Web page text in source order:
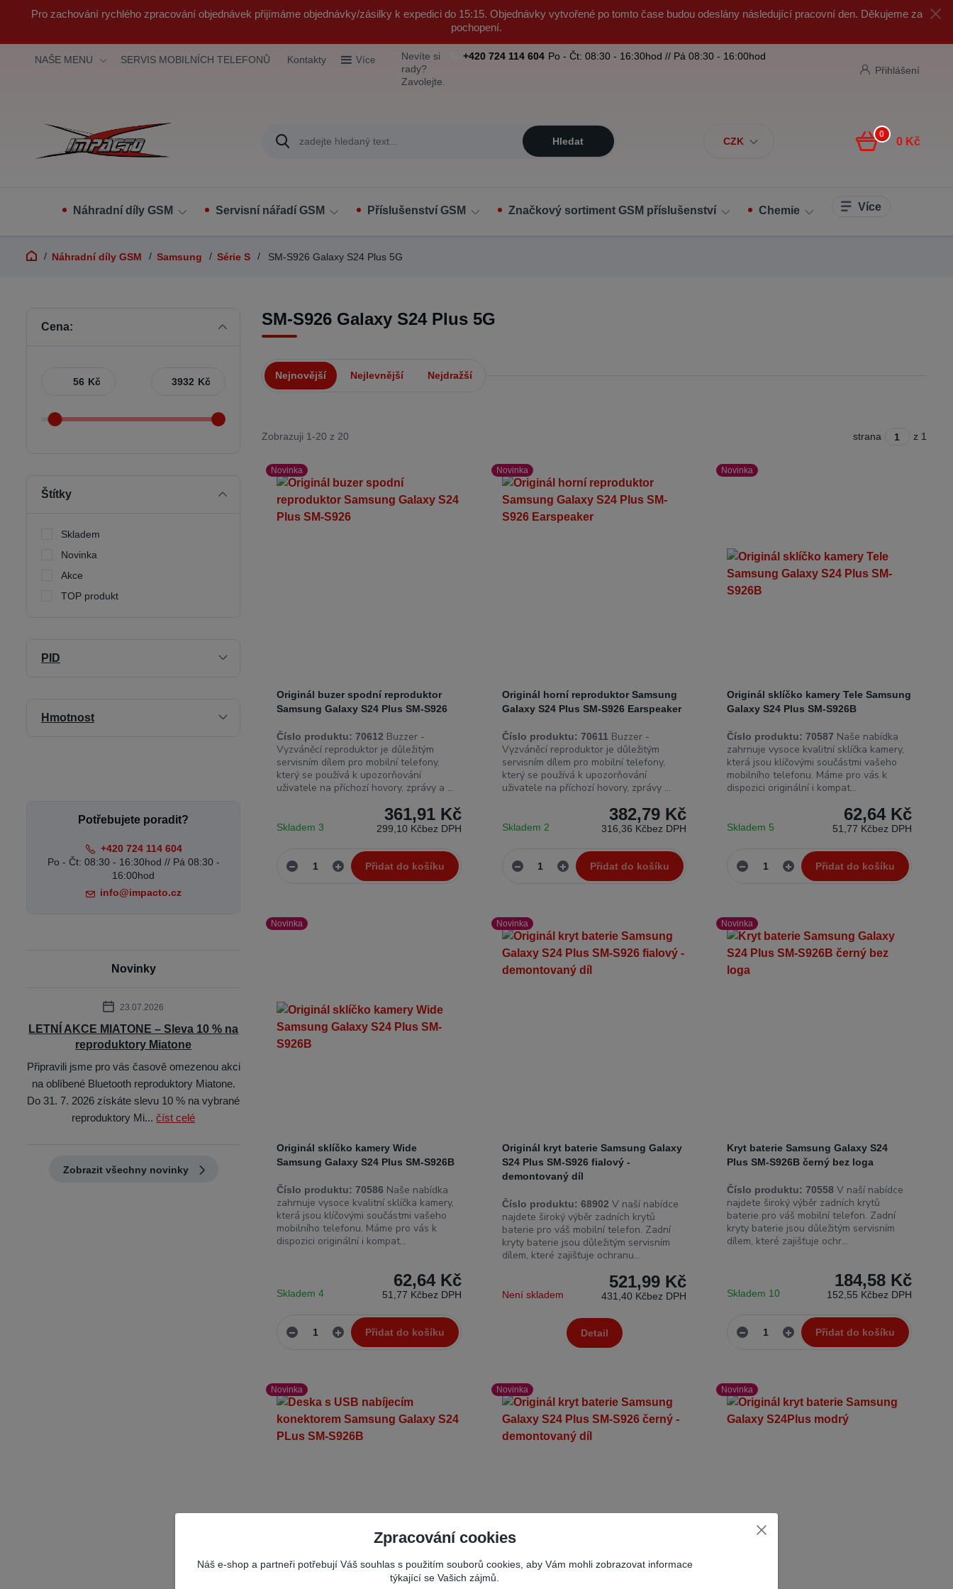
Pro zachování rychlého zpracování objednávek přijímáme objednávky/zásilky k expedici do 15:15. Objednávky vytvořené po tomto čase budou odeslány následující pracovní den. Děkujeme za
pochopení.
NAŠE MENU SERVIS MOBILNÍCH TELEFONŮ Kontakty Více
CZK
Přihlášení
Hledat
Nevíte si
rady?
Zavolejte.
+420 724 114 604 Po - Čt: 08:30 - 16:30hod // Pá 08:30 - 16:00hod
0
0 Kč
Náhradní díly GSM Servisní nářadí GSM Příslušenství GSM Značkový sortiment GSM příslušenství Chemie Více
Náhradní díly GSM Samsung Série S SM-S926 Galaxy S24 Plus 5G
SM-S926 Galaxy S24 Plus 5G
Nejnovější Nejlevnější Nejdražší
Zobrazuji 1-20 z 20 strana z 1
Novinka
Originál buzer spodní reproduktor
Samsung Galaxy S24 Plus SM-S926
Číslo produktu: 70612 Buzzer -
Vyzváněcí reproduktor je důležitým
servisním dílem pro mobilní telefony,
který se používá k upozorňování
uživatele na příchozí hovory, zprávy a ...
361,91 Kč
299,10 Kčbez DPH
Skladem 3
Přidat do košíku
Novinka
Originál horní reproduktor Samsung
Galaxy S24 Plus SM-S926 Earspeaker
Číslo produktu: 70611Buzzer -
Vyzváněcí reproduktor je důležitým
servisním dílem pro mobilní telefony,
který se používá k upozorňování
uživatele na příchozí hovory, zprávy ...
382,79 Kč
316,36 Kčbez DPH
Skladem 2
Přidat do košíku
Novinka
Originál sklíčko kamery Tele Samsung
Galaxy S24 Plus SM-S926B
Číslo produktu: 70587 Naše nabídka
zahrnuje vysoce kvalitní sklíčka kamery,
která jsou klíčovými součástmi vašeho
mobilního telefonu. Máme pro vás k
dispozici originální i kompat...
62,64 Kč
51,77 Kčbez DPH
Skladem 5
Přidat do košíku
Novinka
Originál sklíčko kamery Wide
Samsung Galaxy S24 Plus SM-S926B
Číslo produktu: 70586 Naše nabídka
zahrnuje vysoce kvalitní sklíčka kamery,
která jsou klíčovými součástmi vašeho
mobilního telefonu. Máme pro vás k
dispozici originální i kompat...
62,64 Kč
51,77 Kčbez DPH
Skladem 4
Přidat do košíku
Novinka
Originál kryt baterie Samsung Galaxy
S24 Plus SM-S926 fialový -
demontovaný díl
Číslo produktu: 68902 V naší nabídce
najdete široký výběr zadních krytů
baterie pro váš mobilní telefon. Zadní
kryty baterie jsou důležitým servisním
dílem, které zajišťuje ochranu...
521,99 Kč
431,40 Kčbez DPH
Není skladem
Detail
Novinka
Kryt baterie Samsung Galaxy S24
Plus SM-S926B černý bez loga
Číslo produktu: 70558 V naší nabídce
najdete široký výběr zadních krytů
baterie pro váš mobilní telefon. Zadní
kryty baterie jsou důležitým servisním
dílem, které zajišťuje ochr...
184,58 Kč
152,55 Kčbez DPH
Skladem 10
Přidat do košíku
Novinka Novinka Novinka
Cena:
Kč Kč
Štítky
Skladem
Novinka
Akce
TOP produkt
PID
Hmotnost
Potřebujete poradit?
+420 724 114 604
Po - Čt: 08:30 - 16:30hod // Pá 08:30 -
16:00hod
info@impacto.cz
Novinky
23.07.2026
LETNÍ AKCE MIATONE – Sleva 10 % na
reproduktory Miatone
Připravili jsme pro vás časově omezenou akci
na oblíbené Bluetooth reproduktory Miatone.
Do 31. 7. 2026 získáte slevu 10 % na vybrané
reproduktory Mi...číst celé
Zobrazit všechny novinky
Zpracování cookies
Náš e-shop a partneři potřebují Váš souhlas s použitím souborů cookies, aby Vám mohli zobrazovat informace
týkající se Vašich zájmů.